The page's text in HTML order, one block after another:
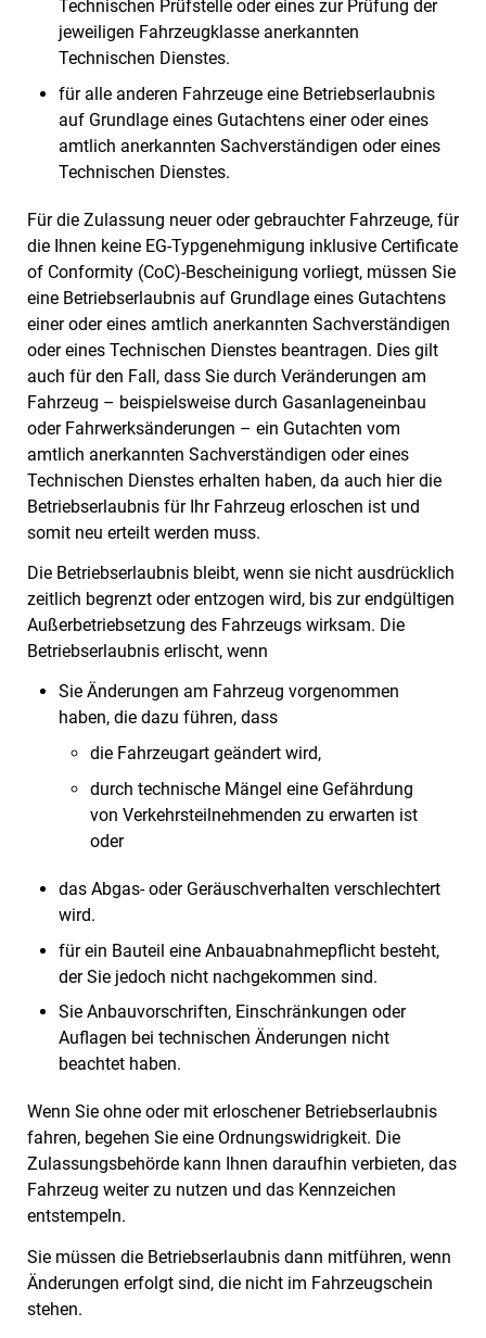
Technischen Prüfstelle oder eines zur Prüfung der
jeweiligen Fahrzeugklasse anerkannten
Technischen Dienstes.
für alle anderen Fahrzeuge eine Betriebserlaubnis
auf Grundlage eines Gutachtens einer oder eines
amtlich anerkannten Sachverständigen oder eines
Technischen Dienstes.
Für die Zulassung neuer oder gebrauchter Fahrzeuge, für
die Ihnen keine EG-Typgenehmigung inklusive Certificate
of Conformity (CoC)-Bescheinigung vorliegt, müssen Sie
eine Betriebserlaubnis auf Grundlage eines Gutachtens
einer oder eines amtlich anerkannten Sachverständigen
oder eines Technischen Dienstes beantragen. Dies gilt
auch für den Fall, dass Sie durch Veränderungen am
Fahrzeug – beispielsweise durch Gasanlageneinbau
oder Fahrwerksänderungen – ein Gutachten vom
amtlich anerkannten Sachverständigen oder eines
Technischen Dienstes erhalten haben, da auch hier die
Betriebserlaubnis für Ihr Fahrzeug erloschen ist und
somit neu erteilt werden muss.
Die Betriebserlaubnis bleibt, wenn sie nicht ausdrücklich
zeitlich begrenzt oder entzogen wird, bis zur endgültigen
Außerbetriebsetzung des Fahrzeugs wirksam. Die
Betriebserlaubnis erlischt, wenn
Sie Änderungen am Fahrzeug vorgenommen
haben, die dazu führen, dass
die Fahrzeugart geändert wird,
durch technische Mängel eine Gefährdung
von Verkehrsteilnehmenden zu erwarten ist
oder
das Abgas- oder Geräuschverhalten verschlechtert
wird.
für ein Bauteil eine Anbauabnahmepflicht besteht,
der Sie jedoch nicht nachgekommen sind.
Sie Anbauvorschriften, Einschränkungen oder
Auflagen bei technischen Änderungen nicht
beachtet haben.
Wenn Sie ohne oder mit erloschener Betriebserlaubnis
fahren, begehen Sie eine Ordnungswidrigkeit. Die
Zulassungsbehörde kann Ihnen daraufhin verbieten, das
Fahrzeug weiter zu nutzen und das Kennzeichen
entstempeln.
Sie müssen die Betriebserlaubnis dann mitführen, wenn
Änderungen erfolgt sind, die nicht im Fahrzeugschein
stehen.